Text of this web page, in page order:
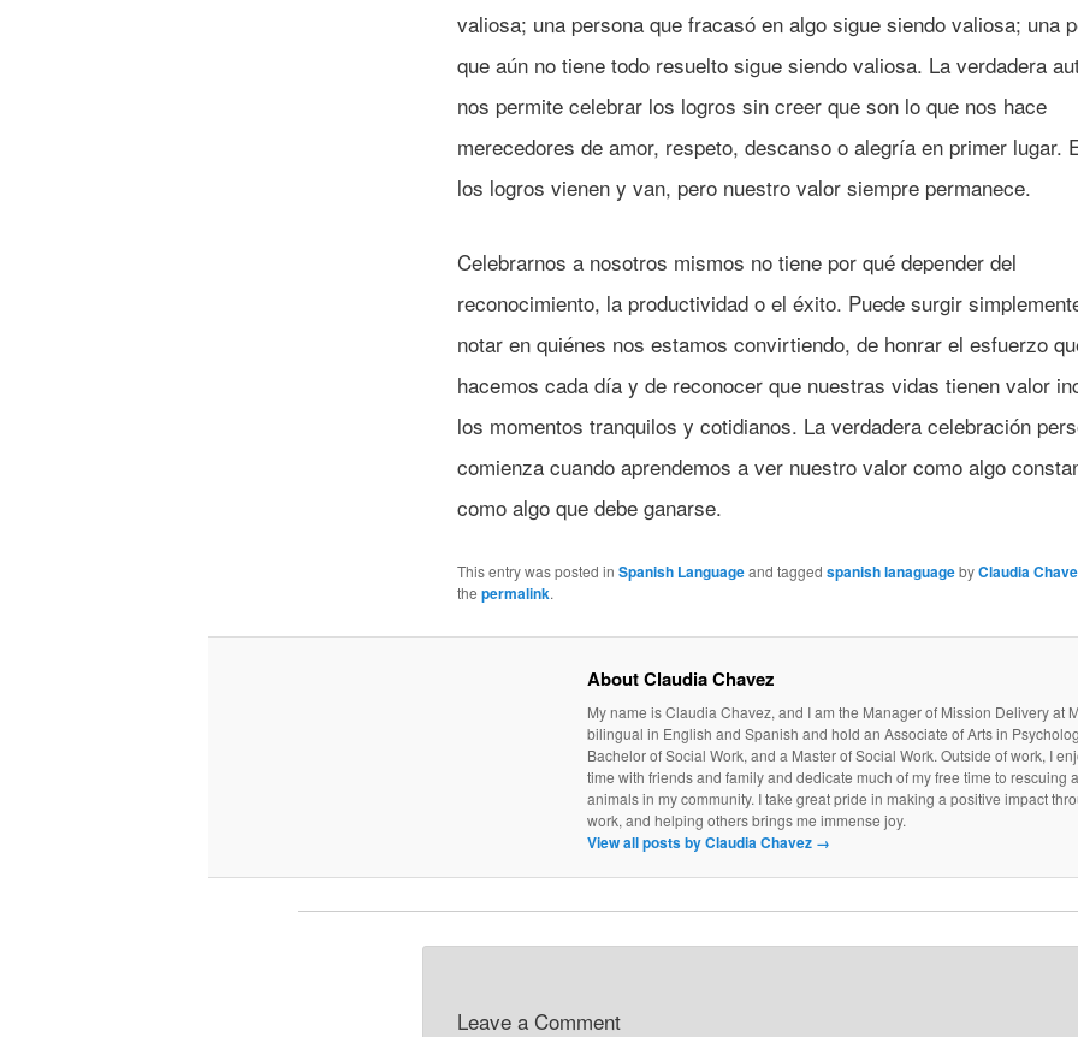
valiosa; una persona que fracasó en algo sigue siendo valiosa; una
que aún no tiene todo resuelto sigue siendo valiosa. La verdadera
nos permite celebrar los logros sin creer que son lo que nos hace
merecedores de amor, respeto, descanso o alegría en primer lugar.
los logros vienen y van, pero nuestro valor siempre permanece.
Celebrarnos a nosotros mismos no tiene por qué depender del
reconocimiento, la productividad o el éxito. Puede surgir
notar en quiénes nos estamos convirtiendo, de honrar el esfuerzo
hacemos cada día y de reconocer que nuestras vidas tienen valor
los momentos tranquilos y cotidianos. La verdadera celebración
comienza cuando aprendemos a ver nuestro valor como algo
como algo que debe ganarse.
This entry was posted in Spanish Languageand tagged spanish lanaguagebyClaudia
the permalink.
About Claudia Chavez
My name is Claudia Chavez, and I am the Manager of Mission Delivery at
bilingual in English and Spanish and hold an Associate of Arts in
Bachelor of Social Work, and a Master of Social Work. Outside of work, I
time with friends and family and dedicate much of my free time to rescuing
animals in my community. I take great pride in making a positive impact
work, and helping others brings me immense joy.
View all posts by Claudia Chavez →
Leave a Comment